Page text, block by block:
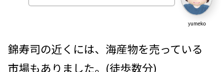
yumeko
錦寿司の近くには、海産物を売っている
市場もありました。(徒歩数分)